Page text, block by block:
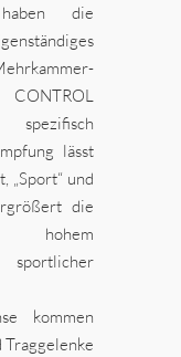
die
lässt
„Sport“ und
die
hohem
kommen
Traggelenke